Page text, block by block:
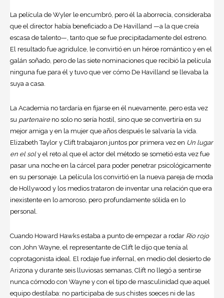
La película de Wyler le encumbró, pero él la aborrecía, consideraba
que el director había beneficiado a De Havilland —a la que creía
escasa de talento—, tanto que se fue precipitadamente del estreno.
El resultado fue agridulce, le convirtió en un héroe romántico y en el
galán soñado, pero de las siete nominaciones que recibió la película
ninguna fue para él y tuvo que ver cómo De Havilland se llevaba la
suya a casa.
La Academia no tardaría en fijarse en él nuevamente, pero esta vez
su partenaireno solo no sería hostil, sino que se convertiría en su
mejor amiga y en la mujer que años después le salvaría la vida.
Elizabeth Taylor y Clift trabajaron juntos por primera vez en Un lugar
en el soly el reto al que el actor del método se sometió esta vez fue
pasar una noche en la cárcel para poder penetrar psicológicamente
en su personaje. La película los convirtió en la nueva pareja de moda
de Hollywood y los medios trataron de inventar una relación que era
inexistente en lo amoroso, pero profundamente sólida en lo
personal.
Cuando Howard Hawks estaba a punto de empezar a rodar Río rojo
con John Wayne, el representante de Clift le dijo que tenía al
coprotagonista ideal. El rodaje fue infernal, en medio del desierto de
Arizona y durante seis lluviosas semanas, Clift no llegó a sentirse
nunca cómodo con Wayne y con el tipo de masculinidad que aquel
equipo destilaba: no participaba de sus chistes soeces ni de las